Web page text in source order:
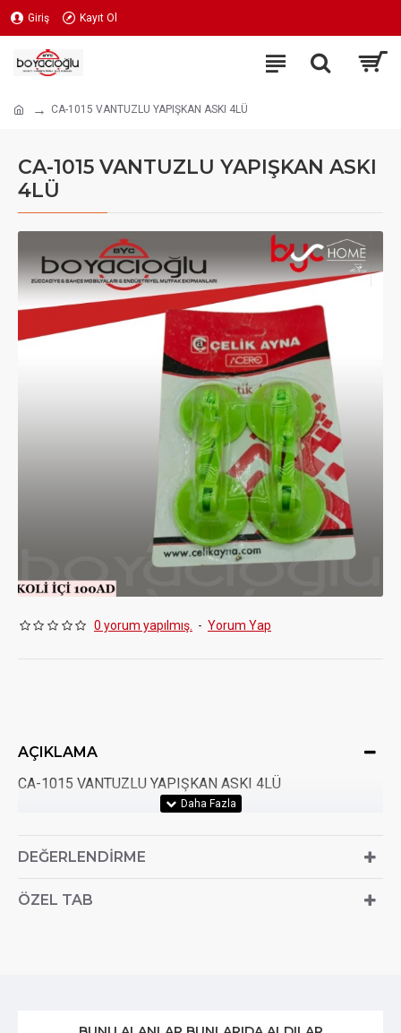
Giriş Kayıt Ol
CA-1015 VANTUZLU YAPIŞKAN ASKI 4LÜ
CA-1015 VANTUZLU YAPIŞKAN ASKI
4LÜ
0 yorum yapılmış. - Yorum Yap
AÇIKLAMA
CA-1015 VANTUZLU YAPIŞKAN ASKI 4LÜ
DEĞERLENDIRME
ÖZEL TAB